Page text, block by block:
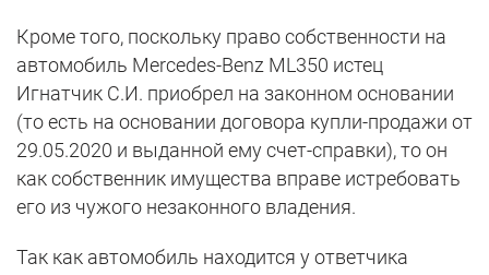
Кроме того, поскольку право собственности на
автомобиль Mercedes-Benz ML350 истец
Игнатчик С.И. приобрел на законном основании
(то есть на основании договора купли-продажи от
29.05.2020 и выданной ему счет-справки), то он
как собственник имущества вправе истребовать
его из чужого незаконного владения.
Так как автомобиль находится у ответчика